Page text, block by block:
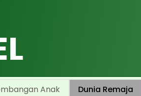
Anak Dunia Remaja